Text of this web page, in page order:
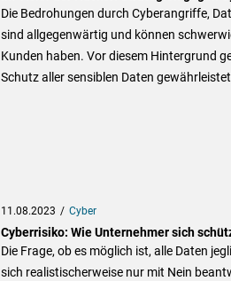
Die Bedrohungen durch Cyberangriffe,
sind allgegenwärtig und können
Kunden haben. Vor diesem Hintergrund
Schutz aller sensiblen Daten
11.08.2023 Cyber
Cyberrisiko: Wie Unternehmer sich
Die Frage, ob es möglich ist, alle Daten
sich realistischerweise nur mit Nein